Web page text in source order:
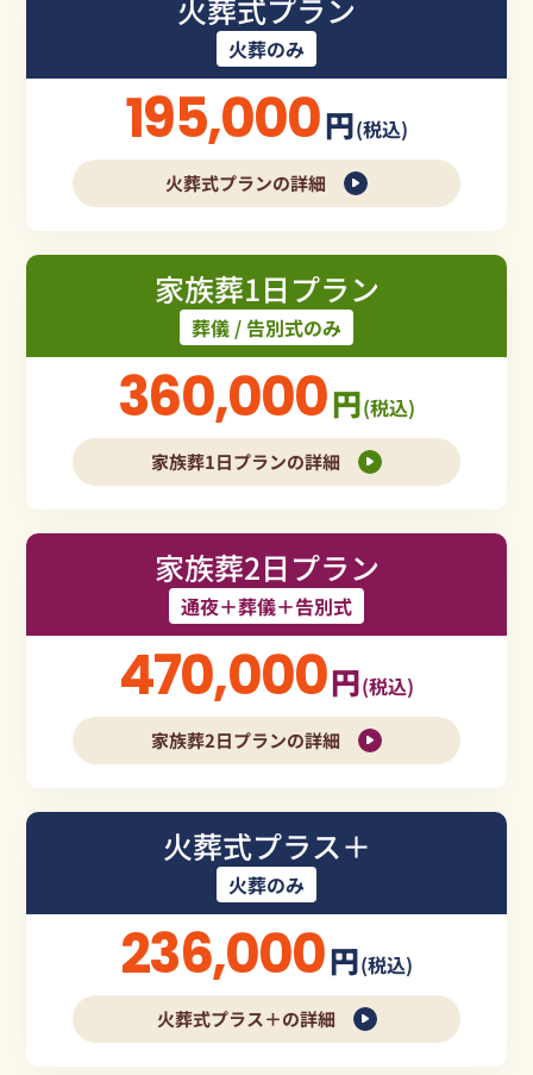
火葬式プラン
火葬のみ
195,000円(税込)
火葬式プランの詳細
家族葬1日プラン
葬儀 / 告別式のみ
360,000円(税込)
家族葬1日プランの詳細
家族葬2日プラン
通夜＋葬儀＋告別式
470,000円(税込)
家族葬2日プランの詳細
火葬式プラス＋
火葬のみ
236,000円(税込)
火葬式プラス＋の詳細